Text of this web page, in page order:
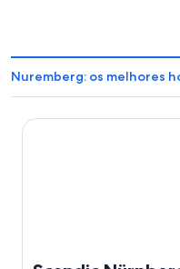
Nuremberg: os melhores
Scandic Nürnberg